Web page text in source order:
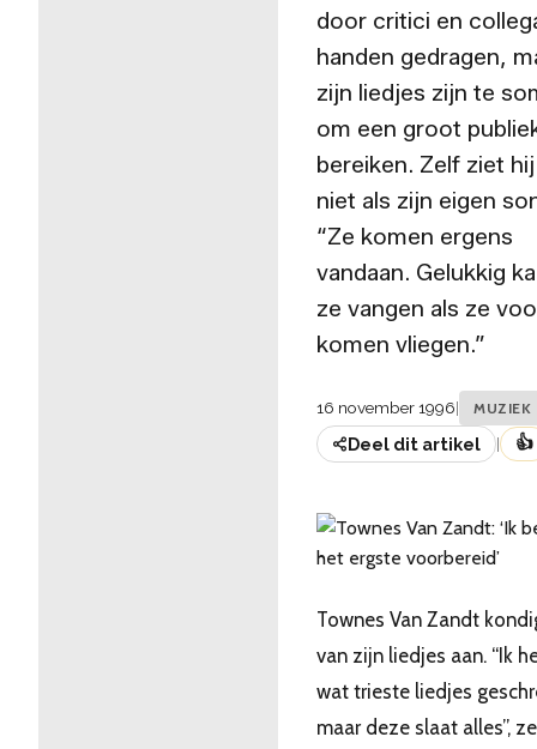
door critici en
handen gedragen,
zijn liedjes zijn te
om een groot
bereiken. Zelf ziet
niet als zijn eigen
“Ze komen ergens
vandaan. Gelukkig
ze vangen als ze
komen vliegen.”
16 november 1996| MUZIEK
Deel dit artikel | 👍
Townes Van Zandt
van zijn liedjes aan. “Ik
wat trieste liedjes
maar deze slaat alles”,